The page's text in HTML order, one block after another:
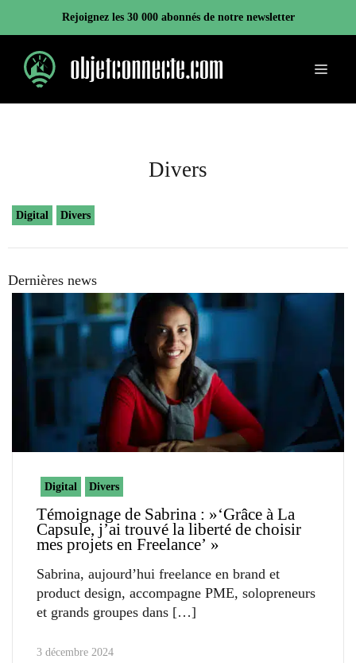
contenu
Rejoignez les 30 000 abonnés de notre newsletter
Menu
Divers
Digital Divers
Dernières news
Digital Divers
Témoignage de Sabrina : »‘Grâce à La
Capsule, j’ai trouvé la liberté de choisir
mes projets en Freelance’ »
Sabrina, aujourd’hui freelance en brand et
product design, accompagne PME, solopreneurs
et grands groupes dans
3 décembre 2024